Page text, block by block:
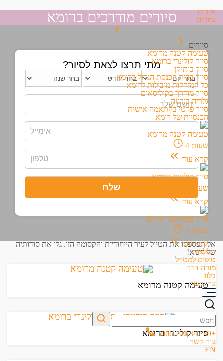
אודות
סיורים
סיורים
טעימה קטנה מרומא
סיור קולינרי ברומא
סיור בותיקן
סיור בבית הכנסת הגדול ברומא
כל המזרקות מובילות לרומא
סיור מודרך בקוליסאום
גלריה בורגזה
סיור פרטי בהתאמה אישית
הכנסיות של רומא
טעימה קטנה מרומא
שעות 4
קרא עוד
סיור קולינרי ברומא
שעות
קרא עוד
סיור במוזיאוני הותיקן
שעות 4
קרא עוד
המלצות
טיפים למטייל
מורה דרך
בלוג
צרו קשר
+39 347 700 5066
צור קשר
EN
מתי תרצו לצאת לסיור?
סיורים מודרכים ברומא
אל תפספסו את הטיול לעיר הייחודיות והקסומה הזו. גלו את סודותיה
של רומא!
טעימה קטנה מרומא
סיור קולינרי ברומא